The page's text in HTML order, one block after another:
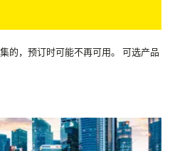
的，预订时可能不再可用。 可选产品